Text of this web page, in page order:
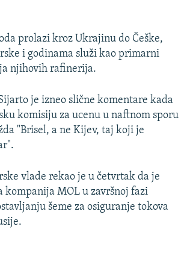
prolazi kroz Ukrajinu do Češke,
i godinama služi kao primarni
njihovih rafinerija.
je izneo slične komentare kada
komisiju za ucenu u naftnom sporu
"Brisel, a ne Kijev, taj koji je
vlade rekao je u četvrtak da je
kompanija MOL u završnoj fazi
šeme za osiguranje tokova